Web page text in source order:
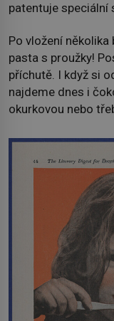
patentuje speciální
Po vložení
pasta s proužky!
příchutě. I když si
najdeme dnes i
okurkovou nebo